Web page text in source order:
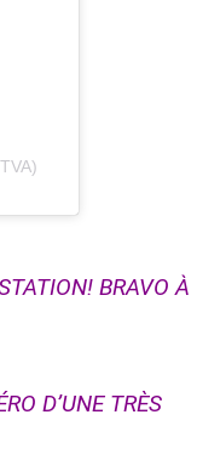
BRAVO À
D’UNE TRÈS